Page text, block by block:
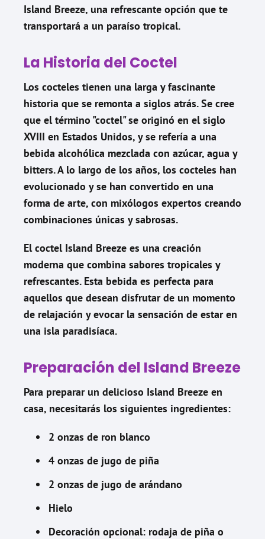
Island Breeze, una refrescante opción que te
transportará a un paraíso tropical.
La Historia del Coctel
Los cocteles tienen una larga y fascinante
historia que se remonta a siglos atrás. Se cree
que el término "coctel" se originó en el siglo
XVIII en Estados Unidos, y se refería a una
bebida alcohólica mezclada con azúcar, agua y
bitters. A lo largo de los años, los cocteles han
evolucionado y se han convertido en una
forma de arte, con mixólogos expertos creando
combinaciones únicas y sabrosas.
El coctel Island Breeze es una creación
moderna que combina sabores tropicales y
refrescantes. Esta bebida es perfecta para
aquellos que desean disfrutar de un momento
de relajación y evocar la sensación de estar en
una isla paradisíaca.
Preparación del Island Breeze
Para preparar un delicioso Island Breeze en
casa, necesitarás los siguientes ingredientes:
2 onzas de ron blanco
4 onzas de jugo de piña
2 onzas de jugo de arándano
Hielo
Decoración opcional: rodaja de piña o